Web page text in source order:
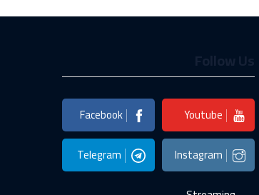
Youtube
Facebook
Instagram
Telegram